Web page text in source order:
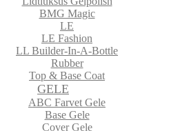
BMG Magic
LE
LE Fashion
LL Builder-In-A-Bottle
Rubber
Top & Base Coat
GELE
ABC Farvet Gele
Base Gele
Cover Gele